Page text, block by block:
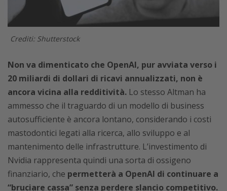
Crediti: Shutterstock
Non va dimenticato che OpenAI, pur avviata verso i
20 miliardi di dollari di ricavi annualizzati, non è
ancora vicina alla redditività. Lo stesso Altman ha
ammesso che il traguardo di un modello di business
autosufficiente è ancora lontano, considerando i costi
mastodontici legati alla ricerca, allo sviluppo e al
mantenimento delle infrastrutture. L’investimento di
Nvidia rappresenta quindi una sorta di ossigeno
finanziario, che permetterà a OpenAI di continuare a
“bruciare cassa” senza perdere slancio competitivo.